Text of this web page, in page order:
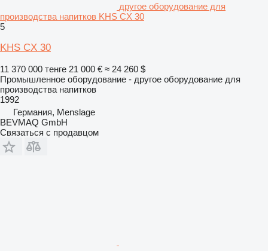
другое оборудование для
производства напитков KHS CX 30
5
KHS CX 30
11 370 000 тенге 21 000 € ≈ 24 260 $
Промышленное оборудование - другое оборудование для
производства напитков
1992
Германия, Menslage
BEVMAQ GmbH
Связаться с продавцом